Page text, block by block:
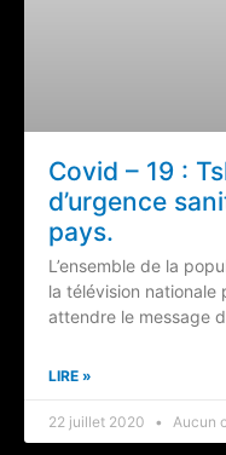
Covid – 19 :
d’urgence
pays.
L’ensemble de la
la télévision
attendre le message
LIRE »
22 juillet 2020 Aucun